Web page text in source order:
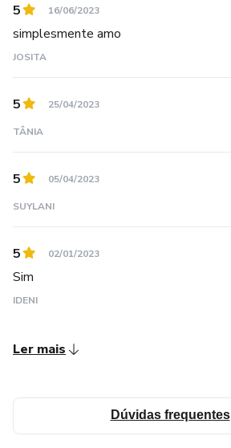
5 16/06/2023
simplesmente amo
JOSITA
5 25/04/2023
TÂNIA
5 05/04/2023
SUYLANI
5 02/01/2023
Sim
IDENI
Ler mais
Dúvidas frequentes